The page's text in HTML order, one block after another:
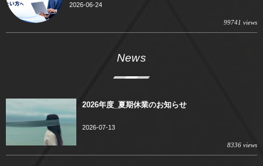
2026-06-24
99741 views
News
2026年度_夏期休業のお知らせ
2026-07-13
8336 views